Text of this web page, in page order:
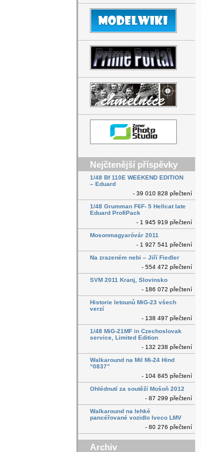
Nejčtenější příspěvky
1/48 Bf 110E WEEKEND EDITION
– Eduard
- 39 010 828 přečtení
1/48 Grumman F6F- 5 Hellcat late
Eduard ProfiPack
- 1 945 919 přečtení
Mosonmagyaróvár 2011
- 1 927 541 přečtení
Na zrazeném nebi – Jiří Fiedler
- 554 472 přečtení
SVM 2011 Kranj, Slovinsko
- 186 072 přečtení
Historie letounů MiG-23 všech
verzí
- 138 497 přečtení
1/48 MiG-21MF in Czechoslovak
service, Limited Edition
- 132 238 přečtení
Walkaround na Mil Mi-24 Hind
“0837”
- 104 845 přečtení
Ohlédnutí za soutěží Mošoň 2012
- 87 299 přečtení
Walkaround na lehké
pancéřované vozidlo Iveco LMV
- 80 276 přečtení
Archiv